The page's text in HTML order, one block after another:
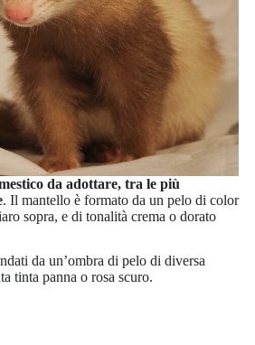
da adottare, tra le più
. Il mantello è formato da un pelo di color
sopra, e di tonalità crema o dorato
da un’ombra di pelo di diversa
tinta panna o rosa scuro.